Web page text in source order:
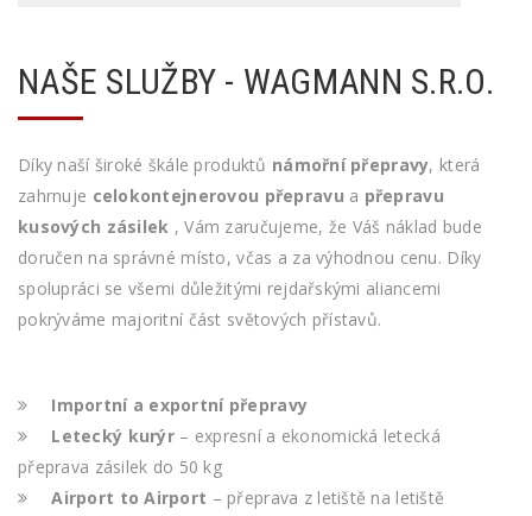
NAŠE SLUŽBY - WAGMANN S.R.O.
Díky naší široké škále produktů námořní přepravy, která
zahrnuje celokontejnerovou přepravu a přepravu
kusových zásilek , Vám zaručujeme, že Váš náklad bude
doručen na správné místo, včas a za výhodnou cenu. Díky
spolupráci se všemi důležitými rejdařskými aliancemi
pokrýváme majoritní část světových přístavů.
Importní a exportní přepravy
Letecký kurýr– expresní a ekonomická letecká
přeprava zásilek do 50 kg
Airport to Airport – přeprava z letiště na letiště